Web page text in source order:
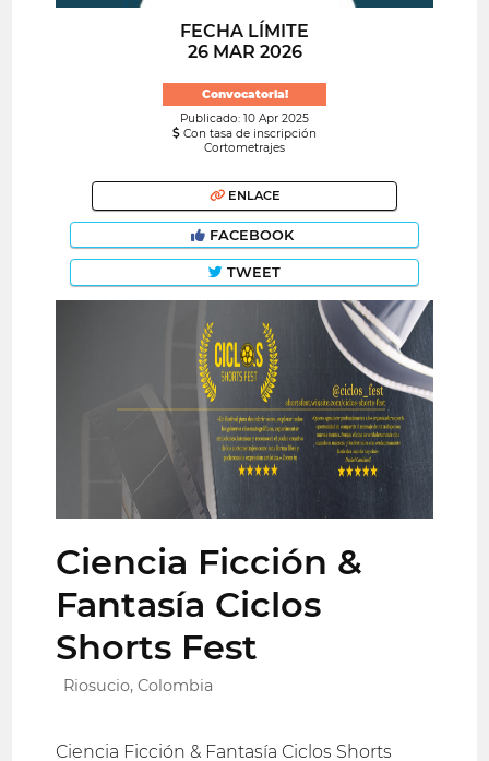
FECHA LÍMITE
26 MAR 2026
Convocatoria!
Publicado: 10 Apr 2025
Con tasa de inscripción
Cortometrajes
ENLACE
FACEBOOK
TWEET
Ciencia Ficción &
Fantasía Ciclos
Shorts Fest
Riosucio, Colombia
Ciencia Ficción & Fantasía Ciclos Shorts